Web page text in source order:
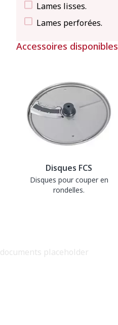
Lames lisses.
Lames perforées.
Accessoires disponibles
Disques FCS
Disques pour couper en
rondelles.
documents placeholder